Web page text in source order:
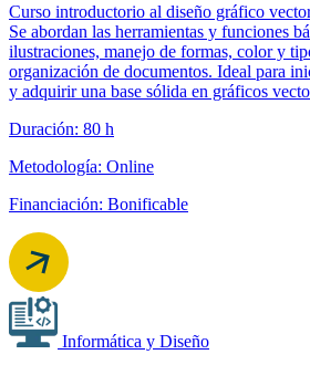
Curso introductorio al diseño gráfico
Se abordan las herramientas y funciones
ilustraciones, manejo de formas, color y
organización de documentos. Ideal para
y adquirir una base sólida en gráficos
Duración: 80 h
Metodología: Online
Financiación: Bonificable
Informática y Diseño